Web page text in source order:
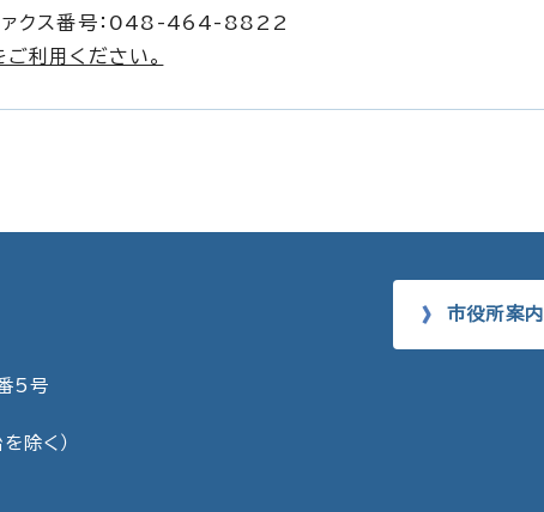
クス番号：048-464-8822
利用ください。
5号
除く）
市役所案内